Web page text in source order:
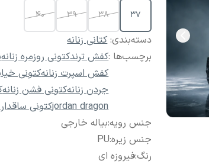
37
38
39
40
دسته‌بندی:کتانی زنانه
برچسب‌ها :کفش ترندکتونی روزمره زنانه
کفش اسپرت زنانهکتونی
جردن زنانهکتونی فشن زنانه
jordan dragonکتونی ساقدار
جنس رویه:بیاله خارجی
جنس زیره:
PU
رنگ:فیروزه ای